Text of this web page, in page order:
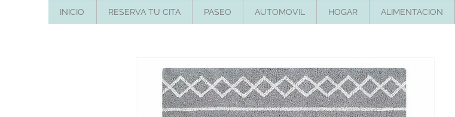
INICIO RESERVA TU CITA PASEO AUTOMOVIL HOGAR ALIMENTACION